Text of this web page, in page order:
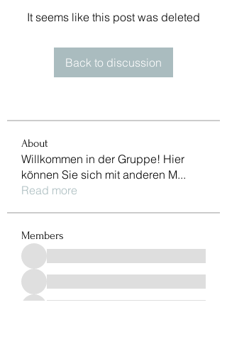
It seems like this post was deleted
Back to discussion
About
Willkommen in der Gruppe! Hier
können Sie sich mit anderen M...
Read more
Members